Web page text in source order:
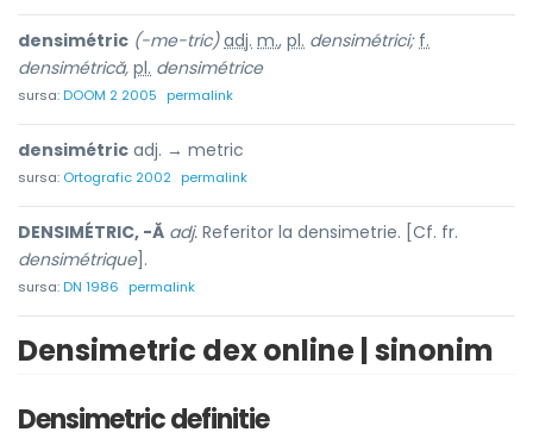
densimétric (-me-tric) adj. m., pl. densimétrici; f.
densimétrică, pl. densimétrice
sursa:DOOM 2 2005 permalink
densimétric adj. → metric
sursa: Ortografic 2002 permalink
DENSIMÉTRIC, -Ă adj. Referitor la densimetrie. [Cf. fr.
densimétrique].
sursa:DN 1986 permalink
Densimetric dex online | sinonim
Densimetric definitie